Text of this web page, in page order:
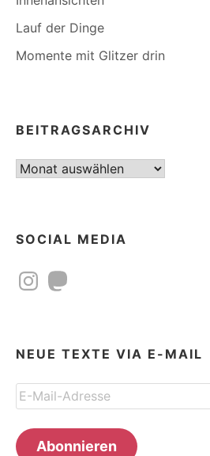
Lauf der Dinge
Momente mit Glitzer drin
BEITRAGSARCHIV
Beitragsarchiv
SOCIAL MEDIA
InstagramMastodon
NEUE TEXTE VIA E-MAIL
E-
Mail-
Adresse
Abonnieren